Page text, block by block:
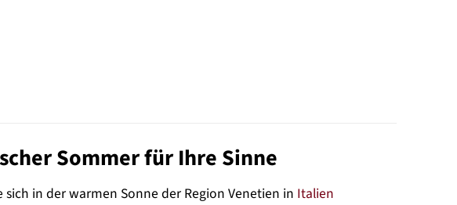
Sommer für Ihre Sinne
in der warmen Sonne der Region Venetien in Italien